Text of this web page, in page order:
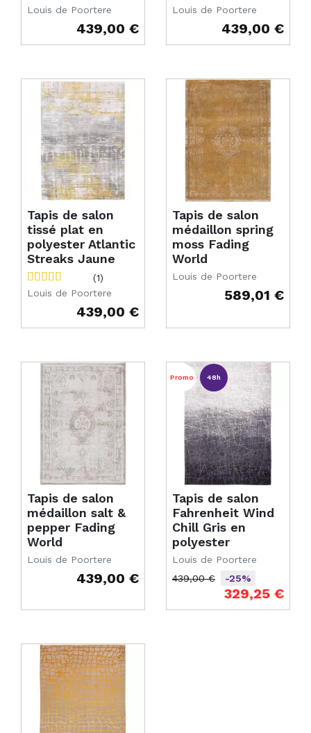
Louis de Poortere
439,00 €
Louis de Poortere
439,00 €
Tapis de salon
tissé plat en
polyester Atlantic
Streaks Jaune
(1)
Louis de Poortere
439,00 €
Tapis de salon
médaillon spring
moss Fading
World
Louis de Poortere
589,01 €
Tapis de salon
médaillon salt &
pepper Fading
World
Louis de Poortere
439,00 €
Tapis de salon
Fahrenheit Wind
Chill Gris en
polyester
Louis de Poortere
Prix de base
439,00 €
-25%
329,25 €
Promo 48h